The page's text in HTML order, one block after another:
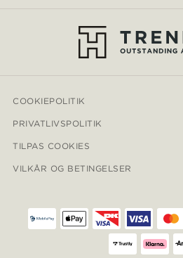
COOKIEPOLITIK
PRIVATLIVSPOLITIK
TILPAS COOKIES
VILKÅR OG BETINGELSER